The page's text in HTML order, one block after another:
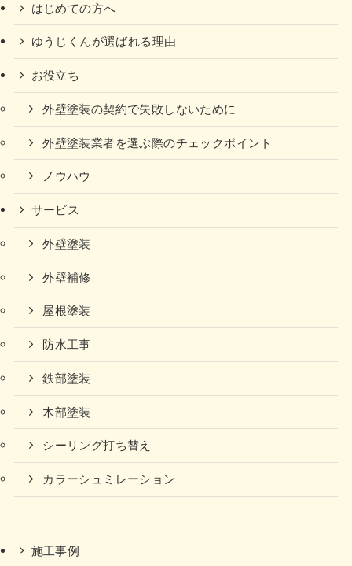
はじめての方へ
ゆうじくんが選ばれる理由
お役立ち
外壁塗装の契約で失敗しないために
外壁塗装業者を選ぶ際のチェックポイント
ノウハウ
サービス
外壁塗装
外壁補修
屋根塗装
防水工事
鉄部塗装
木部塗装
シーリング打ち替え
カラーシュミレーション
施工事例